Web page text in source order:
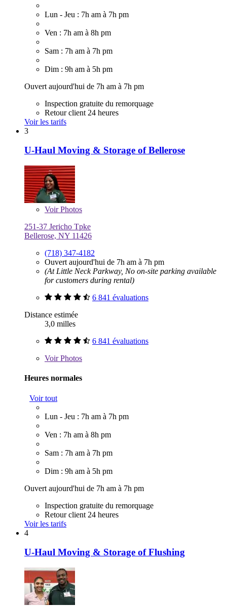
Lun - Jeu : 7h am à 7h pm
Ven : 7h am à 8h pm
Sam : 7h am à 7h pm
Dim : 9h am à 5h pm
Ouvert aujourd'hui de 7h am à 7h pm
Inspection gratuite du remorquage
Retour client 24 heures
Voir les tarifs
3
U-Haul Moving & Storage of Bellerose
VoirPhotos
251-37 Jericho Tpke
Bellerose, NY 11426
(718) 347-4182
Ouvert aujourd'hui de 7h am à 7h pm
(At Little Neck Parkway, No on-site parking available
for customers during rental)
6 841 évaluations
Distance estimée
3,0 milles
6 841 évaluations
VoirPhotos
Heures normales
Voir tout
Lun - Jeu : 7h am à 7h pm
Ven : 7h am à 8h pm
Sam : 7h am à 7h pm
Dim : 9h am à 5h pm
Ouvert aujourd'hui de 7h am à 7h pm
Inspection gratuite du remorquage
Retour client 24 heures
Voir les tarifs
4
U-Haul Moving & Storage of Flushing